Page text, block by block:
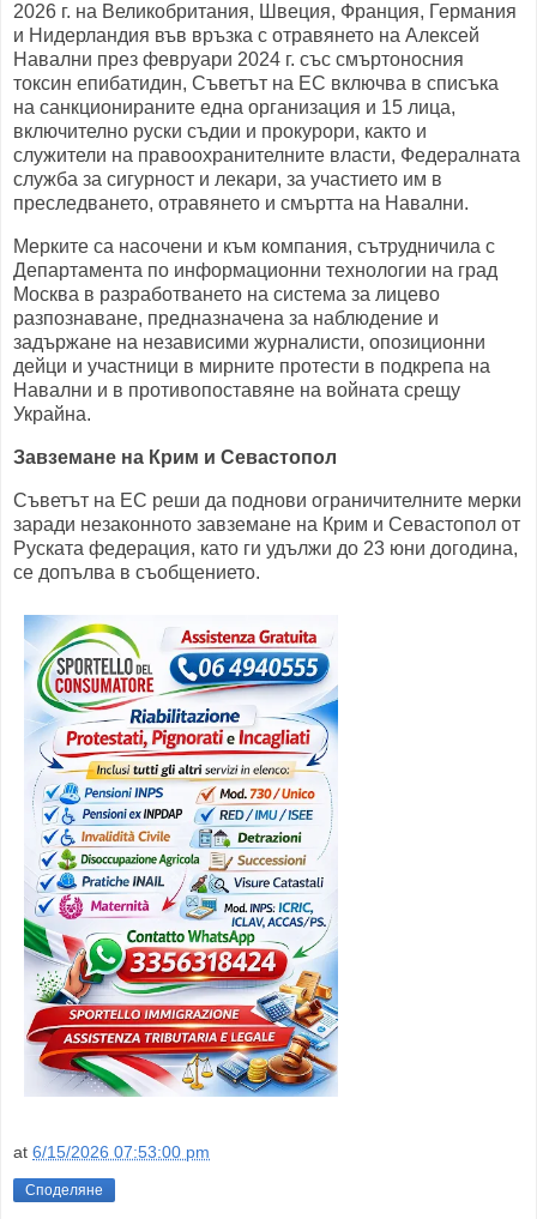
2026 г. на Великобритания, Швеция, Франция, Германия
и Нидерландия във връзка с отравянето на Алексей
Навални през февруари 2024 г. със смъртоносния
токсин епибатидин, Съветът на ЕС включва в списъка
на санкционираните една организация и 15 лица,
включително руски съдии и прокурори, както и
служители на правоохранителните власти, Федералната
служба за сигурност и лекари, за участието им в
преследването, отравянето и смъртта на Навални.
Мерките са насочени и към компания, сътрудничила с
Департамента по информационни технологии на град
Москва в разработването на система за лицево
разпознаване, предназначена за наблюдение и
задържане на независими журналисти, опозиционни
дейци и участници в мирните протести в подкрепа на
Навални и в противопоставяне на войната срещу
Украйна.
Завземане на Крим и Севастопол
Съветът на ЕС реши да поднови ограничителните мерки
заради незаконното завземане на Крим и Севастопол от
Руската федерация, като ги удължи до 23 юни догодина,
се допълва в съобщението.
at 6/15/2026 07:53:00 pm
Споделяне